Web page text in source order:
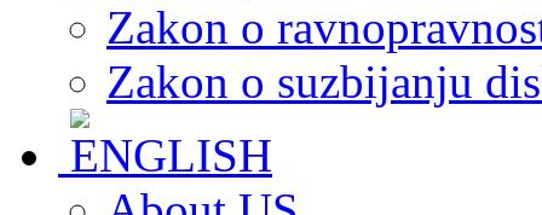
Zakon o
Zakon o suzbijanju